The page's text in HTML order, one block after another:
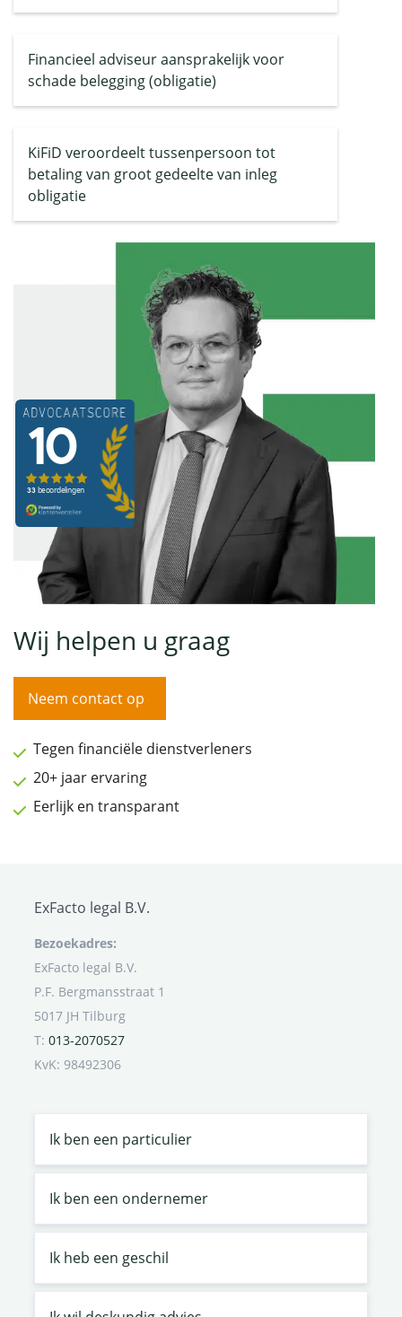
Financieel adviseur aansprakelijk voor
schade belegging (obligatie)
KiFiD veroordeelt tussenpersoon tot
betaling van groot gedeelte van inleg
obligatie
Wij helpen u graag
Neem contact op
Tegen financiële dienstverleners
20+ jaar ervaring
Eerlijk en transparant
ExFacto legal B.V.
Bezoekadres:
ExFacto legal B.V.
P.F. Bergmansstraat 1
5017 JH Tilburg
T: 013-2070527
KvK: 98492306
Ik ben een particulier
Ik ben een ondernemer
Ik heb een geschil